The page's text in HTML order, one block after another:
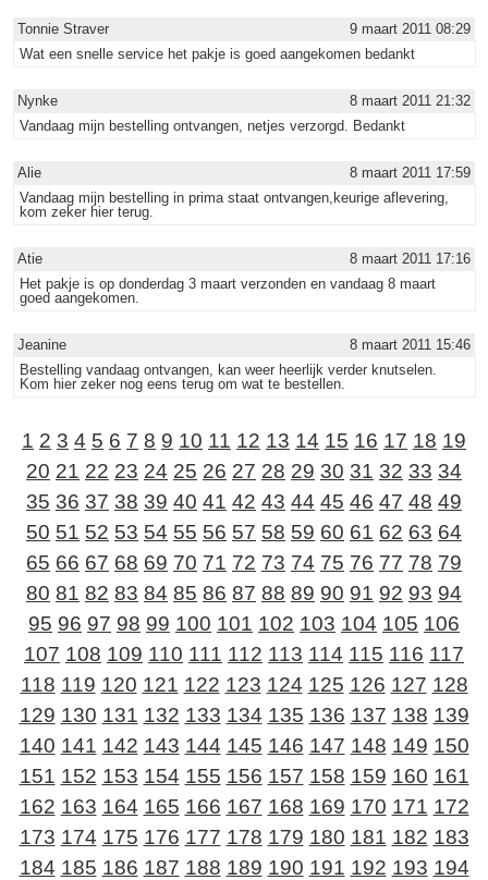
Tonnie Straver
9 maart 2011 08:29
Wat een snelle service het pakje is goed aangekomen bedankt
Nynke
8 maart 2011 21:32
Vandaag mijn bestelling ontvangen, netjes verzorgd. Bedankt
Alie
8 maart 2011 17:59
Vandaag mijn bestelling in prima staat ontvangen,keurige aflevering,
kom zeker hier terug.
Atie
8 maart 2011 17:16
Het pakje is op donderdag 3 maart verzonden en vandaag 8 maart
goed aangekomen.
Jeanine
8 maart 2011 15:46
Bestelling vandaag ontvangen, kan weer heerlijk verder knutselen.
Kom hier zeker nog eens terug om wat te bestellen.
1 2 3 4 5 6 7 8 9 10 11 12 13 14 15 16 17 18 19
20 21 22 23 24 25 26 27 28 29 30 31 32 33 34
35 36 37 38 39 40 41 42 43 44 45 46 47 48 49
50 51 52 53 54 55 56 57 58 59 60 61 62 63 64
65 66 67 68 69 70 71 72 73 74 75 76 77 78 79
80 81 82 83 84 85 86 87 88 89 90 91 92 93 94
95 96 97 98 99 100 101 102 103 104 105 106
107 108 109 110 111 112 113 114 115 116 117
118 119 120 121 122 123 124 125 126 127 128
129 130 131 132 133 134 135 136 137 138 139
140 141 142 143 144 145 146 147 148 149 150
151 152 153 154 155 156 157 158 159 160 161
162 163 164 165 166 167 168 169 170 171 172
173 174 175 176 177 178 179 180 181 182 183
184 185 186 187 188 189 190 191 192 193 194